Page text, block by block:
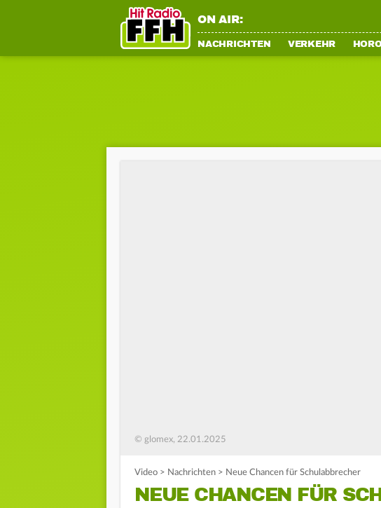
ON AIR:
NACHRICHTEN VERKEHR
© glomex, 22.01.2025
Video > Nachrichten > Neue Chancen für Schulabbrecher
NEUE CHANCEN FÜR